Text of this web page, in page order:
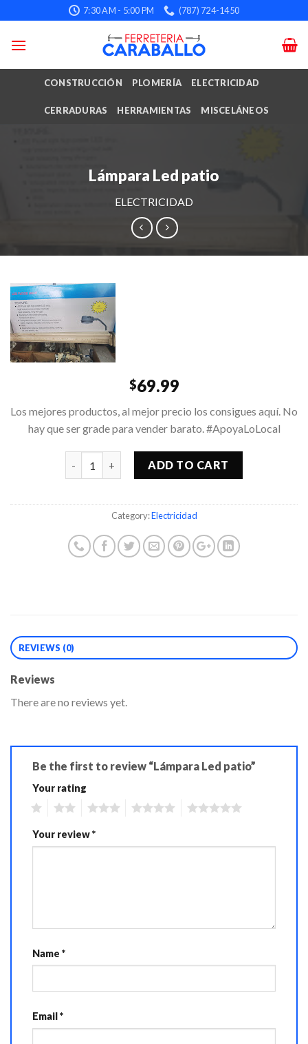
to
content
7:30 AM - 5:00 PM (787) 724-1450
CONSTRUCCIÓN PLOMERÍA ELECTRICIDAD
CERRADURAS HERRAMIENTAS MISCELÁNEOS
Lámpara Led patio
ELECTRICIDAD
$69.99
Los mejores productos, al mejor precio los consigues aquí. No
hay que ser grade para vender barato. #ApoyaLoLocal
ADD TO CART
Category:Electricidad
REVIEWS (0)
Reviews
There are no reviews yet.
Be the first to review “Lámpara Led patio”
Your rating
Your review*
Name *
Email*